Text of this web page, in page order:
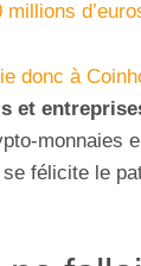
donc à
et
monnaies
félicite le